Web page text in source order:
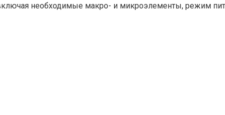
необходимые макро- и микроэлементы, режим